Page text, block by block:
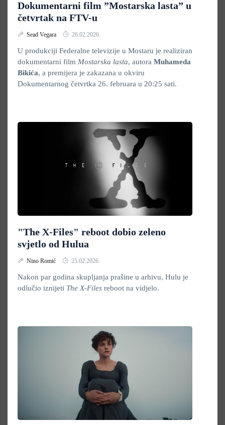
Dokumentarni film ”Mostarska lasta” u
četvrtak na FTV-u
Sead Vegara 26.02.2026.
U produkciji Federalne televizije u Mostaru je realiziran
dokumentarni film Mostarska lasta, autora Muhameda
Bikića, a premijera je zakazana u okviru
Dokumentarnog četvrtka 26. februara u 20:25 sati.
"The X-Files" reboot dobio zeleno
svjetlo od Hulua
Nino Romić 25.02.2026.
Nakon par godina skupljanja prašine u arhivu, Hulu je
odlučio iznijeti The X-Files reboot na vidjelo.